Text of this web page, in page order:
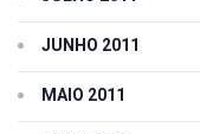
JUNHO 2011
MAIO 2011